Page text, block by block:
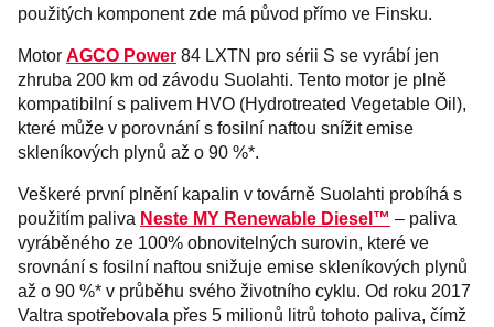
použitých komponent zde má původ přímo ve Finsku.
Motor AGCO Power 84 LXTN pro sérii S se vyrábí jen
zhruba 200 km od závodu Suolahti. Tento motor je plně
kompatibilní s palivem HVO (Hydrotreated Vegetable Oil),
které může v porovnání s fosilní naftou snížit emise
skleníkových plynů až o 90 %*.
Veškeré první plnění kapalin v továrně Suolahti probíhá s
použitím paliva Neste MY Renewable Diesel™ – paliva
vyráběného ze 100% obnovitelných surovin, které ve
srovnání s fosilní naftou snižuje emise skleníkových plynů
až o 90 %* v průběhu svého životního cyklu. Od roku 2017
Valtra spotřebovala přes 5 milionů litrů tohoto paliva, čímž